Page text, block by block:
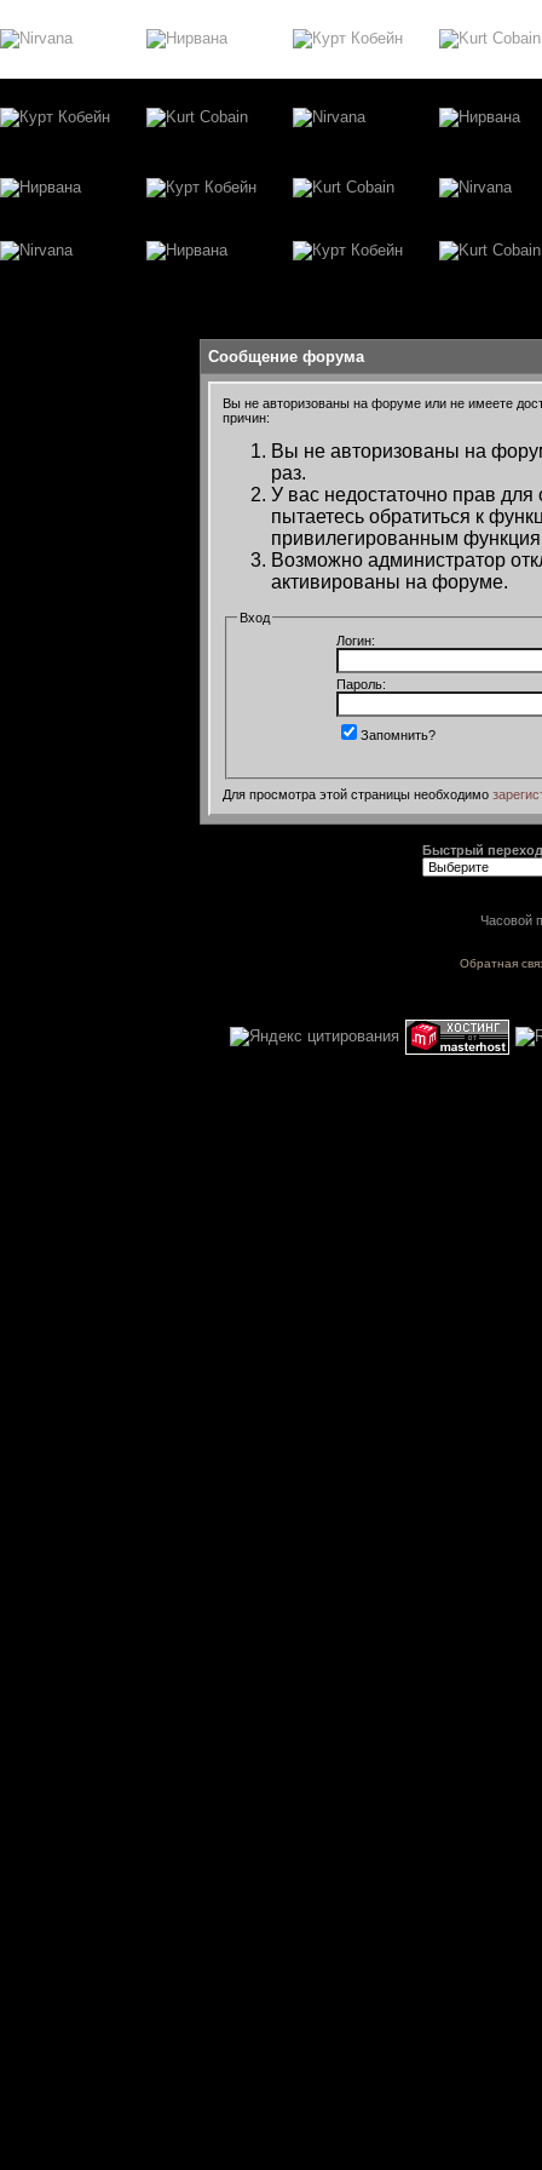
Сообщение форума
Вы не авторизованы на форуме или не имеете
причин:
Вы не авторизованы на
раз.
У вас недостаточно прав
пытаетесь обратиться к
привилегированным
Возможно администратор
активированы на форуме.
Вход
Логин:
Пароль:
Запомнить?
Для просмотра этой страницы необходимо
Быстрый переход
Часовой
Обратная